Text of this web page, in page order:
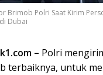
Brimob Polri Saat Kirim
Dubai
– Polri
terbaiknya, untuk